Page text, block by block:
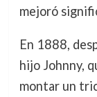
mejoró
En 1888,
hijo Johnny,
montar un